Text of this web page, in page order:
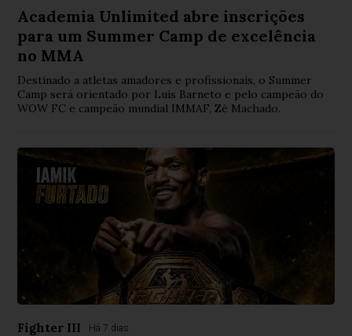
Academia Unlimited abre inscrições
para um Summer Camp de excelência
no MMA
Destinado a atletas amadores e profissionais, o Summer
Camp será orientado por Luís Barneto e pelo campeão do
WOW FC e campeão mundial IMMAF, Zé Machado.
Fighter III Há 7 dias